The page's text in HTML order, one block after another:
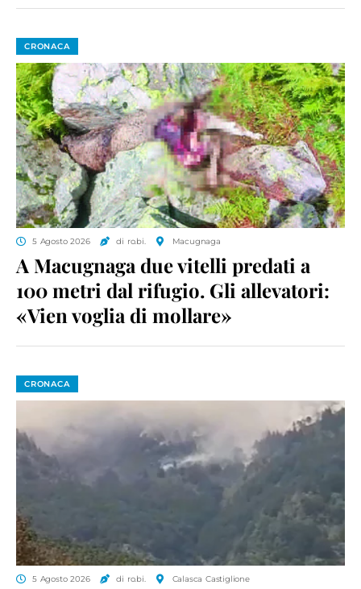
CRONACA
5 Agosto 2026 di ro.bi. Macugnaga
A Macugnaga due vitelli predati a
100 metri dal rifugio. Gli allevatori:
«Vien voglia di mollare»
CRONACA
5 Agosto 2026 di ro.bi. Calasca Castiglione